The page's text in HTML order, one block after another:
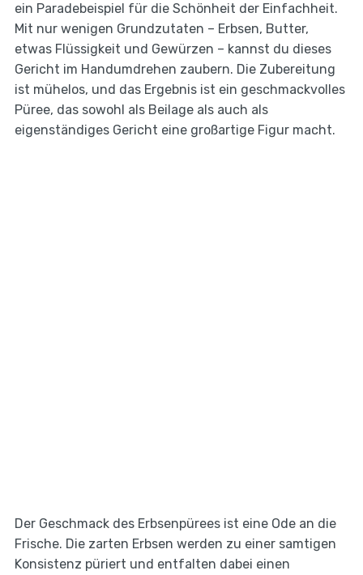
ein Paradebeispiel für die Schönheit der Einfachheit.
Mit nur wenigen Grundzutaten – Erbsen, Butter,
etwas Flüssigkeit und Gewürzen – kannst du dieses
Gericht im Handumdrehen zaubern. Die Zubereitung
ist mühelos, und das Ergebnis ist ein geschmackvolles
Püree, das sowohl als Beilage als auch als
eigenständiges Gericht eine großartige Figur macht.
Der Geschmack des Erbsenpürees ist eine Ode an die
Frische. Die zarten Erbsen werden zu einer samtigen
Konsistenz püriert und entfalten dabei einen